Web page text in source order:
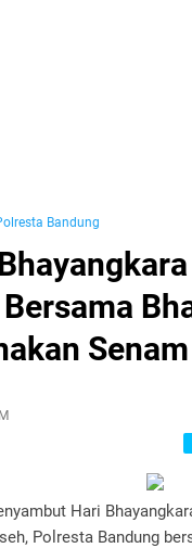
Bandung
Hari
Polresta Bandung